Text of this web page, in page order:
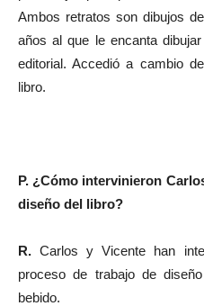
Ambos retratos son dibujos
años al que le encanta
editorial. Accedió a cambio
libro.
P. ¿Cómo intervinieron
diseño del libro?
R. Carlos y Vicente han
proceso de trabajo de
bebido.